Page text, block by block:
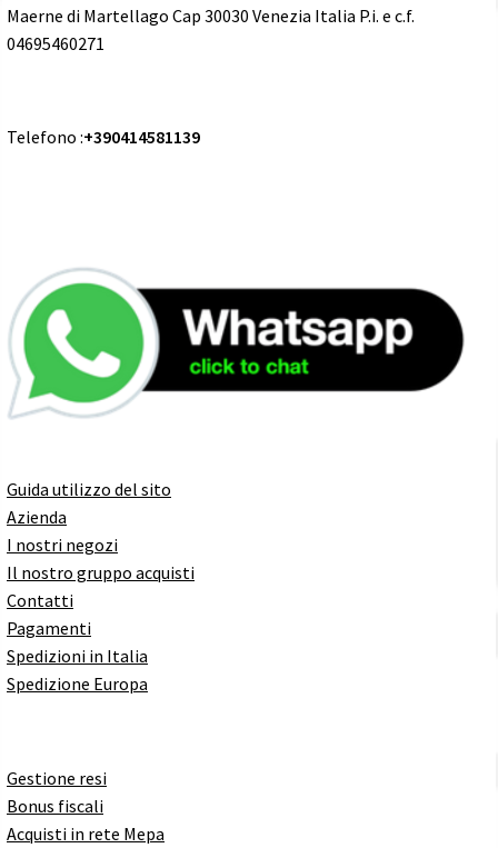
Maerne di Martellago Cap 30030 Venezia Italia P.i. e c.f.
04695460271
Telefono :+390414581139
Guida utilizzo del sito
Azienda
I nostri negozi
Il nostro gruppo acquisti
Contatti
Pagamenti
Spedizioni in Italia
Spedizione Europa
Gestione resi
Bonus fiscali
Acquisti in rete Mepa